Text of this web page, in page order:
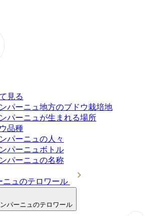
見る
パーニュ地方のブドウ栽培地
パーニュが生まれる場所
品種
パーニュの人々
パーニュボトル
パーニュの名称
ニュのテロワール
パーニュのテロワール